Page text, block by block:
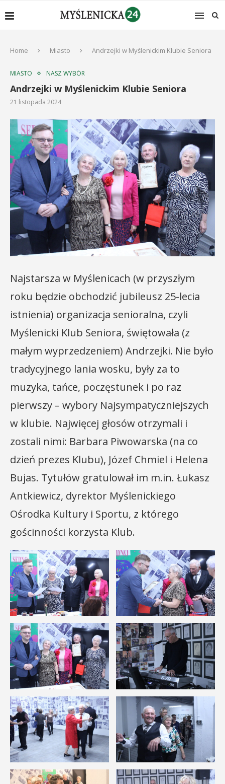
Home Miasto Andrzejki w Myślenickim Klubie Seniora
MIASTO NASZ WYBÓR
Andrzejki w Myślenickim Klubie Seniora
21 listopada 2024
Najstarsza w Myślenicach (w przyszłym
roku będzie obchodzić jubileusz 25-lecia
istnienia) organizacja senioralna, czyli
Myślenicki Klub Seniora, świętowała (z
małym wyprzedzeniem) Andrzejki. Nie było
tradycyjnego lania wosku, były za to
muzyka, tańce, poczęstunek i po raz
pierwszy – wybory Najsympatyczniejszych
w klubie. Najwięcej głosów otrzymali i
zostali nimi: Barbara Piwowarska (na co
dzień prezes Klubu), Józef Chmiel i Helena
Bujas. Tytułów gratulował im m.in. Łukasz
Antkiewicz, dyrektor Myślenickiego
Ośrodka Kultury i Sportu, z którego
gościnności korzysta Klub.